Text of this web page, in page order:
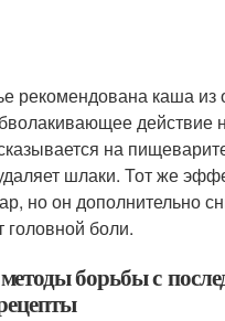
рекомендована каша из
действие
на
шлаки. Тот же
но он дополнительно
головной боли.
борьбы с